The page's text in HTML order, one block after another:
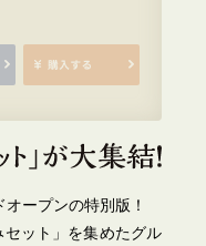
オープンの特別版！
ット」を集めたグル